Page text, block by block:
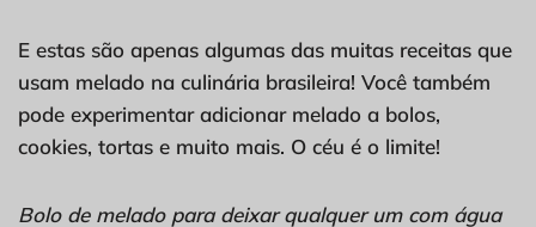
E estas são apenas algumas das muitas receitas que
usam melado na culinária brasileira! Você também
pode experimentar adicionar melado a bolos,
cookies, tortas e muito mais. O céu é o limite!
Bolo de melado para deixar qualquer um com água